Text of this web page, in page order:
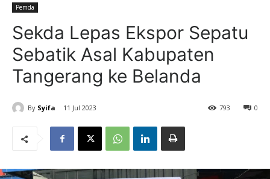
Pemda
Sekda Lepas Ekspor Sepatu
Sebatik Asal Kabupaten
Tangerang ke Belanda
By Syifa 11 Jul 2023 0
793